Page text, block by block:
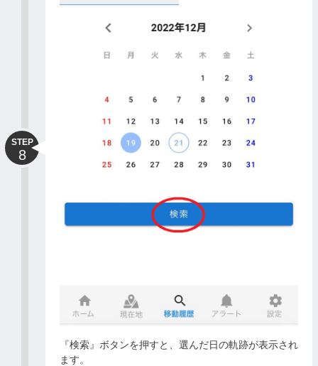
STEP
8
『検索』ボタンを押すと、選んだ日の軌跡が表示され
ます。